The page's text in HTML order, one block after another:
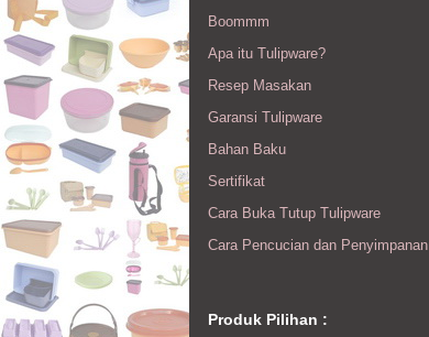
Boommm
Apa itu Tulipware?
Resep Masakan
Garansi Tulipware
Bahan Baku
Sertifikat
Cara Buka Tutup Tulipware
Cara Pencucian dan Penyimpanan
Produk Pilihan :